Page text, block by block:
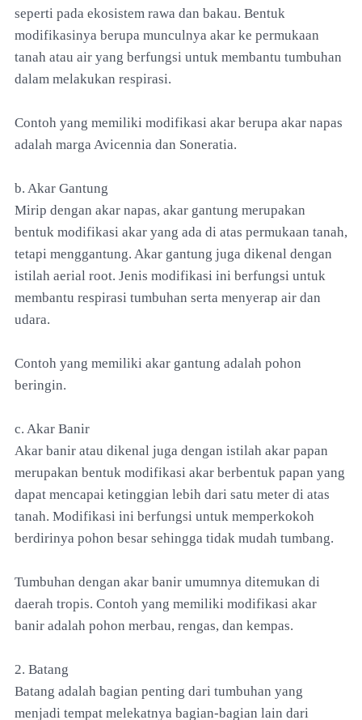
seperti pada ekosistem rawa dan bakau. Bentuk
modifikasinya berupa munculnya akar ke permukaan
tanah atau air yang berfungsi untuk membantu tumbuhan
dalam melakukan respirasi.
Contoh yang memiliki modifikasi akar berupa akar napas
adalah marga Avicennia dan Soneratia.
b. Akar Gantung
Mirip dengan akar napas, akar gantung merupakan
bentuk modifikasi akar yang ada di atas permukaan tanah,
tetapi menggantung. Akar gantung juga dikenal dengan
istilah aerial root. Jenis modifikasi ini berfungsi untuk
membantu respirasi tumbuhan serta menyerap air dan
udara.
Contoh yang memiliki akar gantung adalah pohon
beringin.
c. Akar Banir
Akar banir atau dikenal juga dengan istilah akar papan
merupakan bentuk modifikasi akar berbentuk papan yang
dapat mencapai ketinggian lebih dari satu meter di atas
tanah. Modifikasi ini berfungsi untuk memperkokoh
berdirinya pohon besar sehingga tidak mudah tumbang.
Tumbuhan dengan akar banir umumnya ditemukan di
daerah tropis. Contoh yang memiliki modifikasi akar
banir adalah pohon merbau, rengas, dan kempas.
2. Batang
Batang adalah bagian penting dari tumbuhan yang
menjadi tempat melekatnya bagian-bagian lain dari